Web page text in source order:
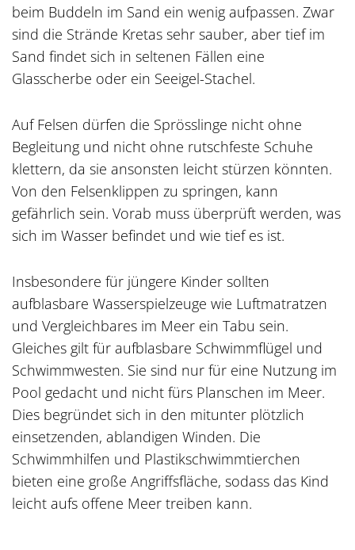
beim Buddeln im Sand ein wenig aufpassen. Zwar
sind die Strände Kretas sehr sauber, aber tief im
Sand findet sich in seltenen Fällen eine
Glasscherbe oder ein Seeigel-Stachel.
Auf Felsen dürfen die Sprösslinge nicht ohne
Begleitung und nicht ohne rutschfeste Schuhe
klettern, da sie ansonsten leicht stürzen könnten.
Von den Felsenklippen zu springen, kann
gefährlich sein. Vorab muss überprüft werden, was
sich im Wasser befindet und wie tief es ist.
Insbesondere für jüngere Kinder sollten
aufblasbare Wasserspielzeuge wie Luftmatratzen
und Vergleichbares im Meer ein Tabu sein.
Gleiches gilt für aufblasbare Schwimmflügel und
Schwimmwesten. Sie sind nur für eine Nutzung im
Pool gedacht und nicht fürs Planschen im Meer.
Dies begründet sich in den mitunter plötzlich
einsetzenden, ablandigen Winden. Die
Schwimmhilfen und Plastikschwimmtierchen
bieten eine große Angriffsfläche, sodass das Kind
leicht aufs offene Meer treiben kann.